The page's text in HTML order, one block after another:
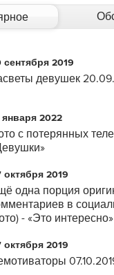
сентября 2019
девушек
января 2022
с потерянных
октября 2019
одна порция
в
- «Это интересно»
октября 2019